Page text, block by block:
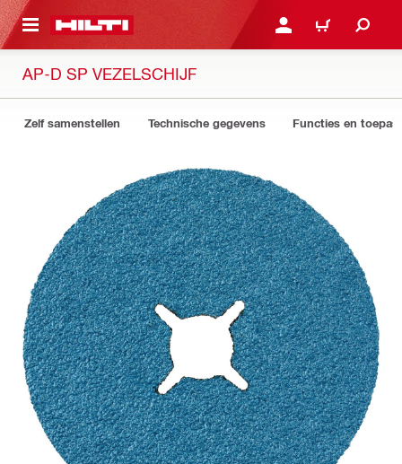
HOOFDINHOUD AANMELDEN OF
WINKELWAGEN
AP-D SP VEZELSCHIJF
Zelf samenstellen Technische gegevens Functies en